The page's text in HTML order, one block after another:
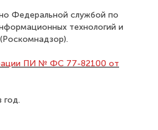
Федеральной службой по
технологий и
ПИ № ФС 77-82100 от
год.